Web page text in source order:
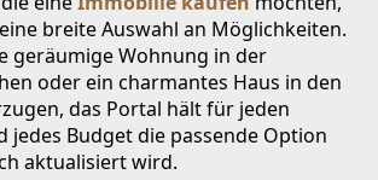
breite Auswahl an Möglichkeiten.
geräumige Wohnung in der
oder ein charmantes Haus in den
das Portal hält für jeden
jedes Budget die passende Option
aktualisiert wird.